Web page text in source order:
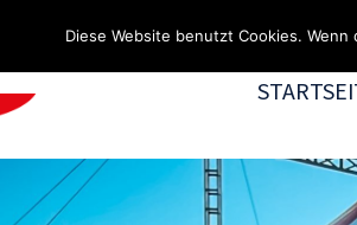
Diese Website benutzt Cookies.